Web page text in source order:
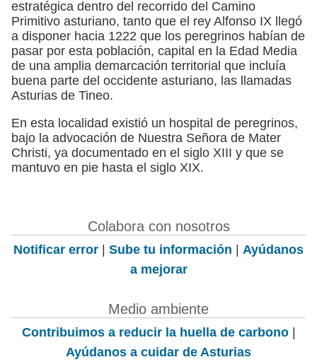
estratégica dentro del recorrido del Camino
Primitivo asturiano, tanto que el rey Alfonso IX llegó
a disponer hacia 1222 que los peregrinos habían de
pasar por esta población, capital en la Edad Media
de una amplia demarcación territorial que incluía
buena parte del occidente asturiano, las llamadas
Asturias de Tineo.
En esta localidad existió un hospital de peregrinos,
bajo la advocación de Nuestra Señora de Mater
Christi, ya documentado en el siglo XIII y que se
mantuvo en pie hasta el siglo XIX.
Colabora con nosotros
Notificar error | Sube tu información | Ayúdanos
a mejorar
Medio ambiente
Contribuimos a reducir la huella de carbono|
Ayúdanos a cuidar de Asturias